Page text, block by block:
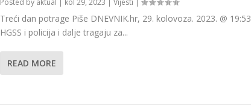
Posted by aktual | kol 29, 2023 | Vijesti |
Treći dan potrage Piše DNEVNIK.hr, 29. kolovoza. 2023. @ 19:53
HGSS i policija i dalje tragaju za...
READ MORE